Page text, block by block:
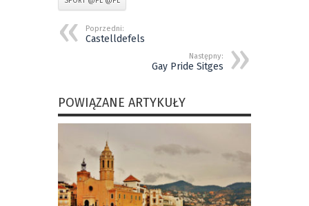
Poprzedni:
Castelldefels
Następny:
Gay Pride Sitges
POWIĄZANE ARTYKUŁY